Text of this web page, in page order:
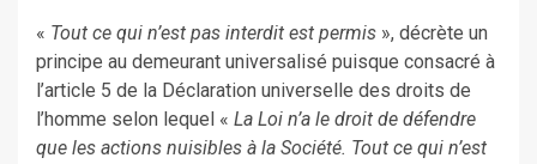
« Tout ce qui n’est pas interdit est permis », décrète un
principe au demeurant universalisé puisque consacré à
l’article 5 de la Déclaration universelle des droits de
l’homme selon lequel « La Loi n’a le droit de défendre
que les actions nuisibles à la Société. Tout ce qui n’est